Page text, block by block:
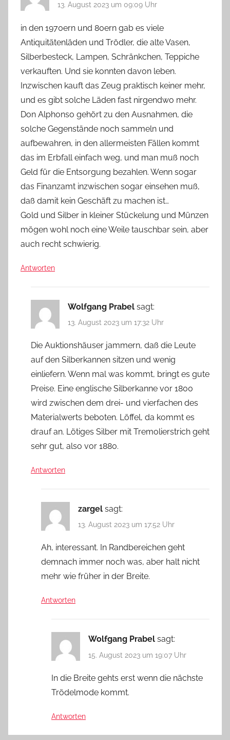
13. August 2023 um 09:09 Uhr
in den 1970ern und 80ern gab es viele
Antiquitätenläden und Trödler, die alte Vasen,
Silberbesteck, Lampen, Schränkchen, Teppiche
verkauften. Und sie konnten davon leben.
Inzwischen kauft das Zeug praktisch keiner mehr,
und es gibt solche Läden fast nirgendwo mehr.
Don Alphonso gehört zu den Ausnahmen, die
solche Gegenstände noch sammeln und
aufbewahren, in den allermeisten Fällen kommt
das im Erbfall einfach weg, und man muß noch
Geld für die Entsorgung bezahlen. Wenn sogar
das Finanzamt inzwischen sogar einsehen muß,
daß damit kein Geschäft zu machen ist…
Gold und Silber in kleiner Stückelung und Münzen
mögen wohl noch eine Weile tauschbar sein, aber
auch recht schwierig.
Antworten
Wolfgang Prabel sagt:
13. August 2023 um 17:32 Uhr
Die Auktionshäuser jammern, daß die Leute
auf den Silberkannen sitzen und wenig
einliefern. Wenn mal was kommt, bringt es gute
Preise. Eine englische Silberkanne vor 1800
wird zwischen dem drei- und vierfachen des
Materialwerts beboten. Löffel, da kommt es
drauf an. Lötiges Silber mit Tremolierstrich geht
sehr gut, also vor 1880.
Antworten
zargel sagt:
13. August 2023 um 17:52 Uhr
Ah, interessant. In Randbereichen geht
demnach immer noch was, aber halt nicht
mehr wie früher in der Breite.
Antworten
Wolfgang Prabel sagt:
15. August 2023 um 19:07 Uhr
In die Breite gehts erst wenn die nächste
Trödelmode kommt.
Antworten